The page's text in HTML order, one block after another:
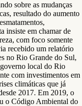
sobre as mudanças
resultado do aumento
insiste em chamar de
com foco somente
recebido um relatório
no Rio Grande do Sul,
local do Rio
com investimentos em
climáticas que já
2017. Em 2019, o
o Código Ambiental do